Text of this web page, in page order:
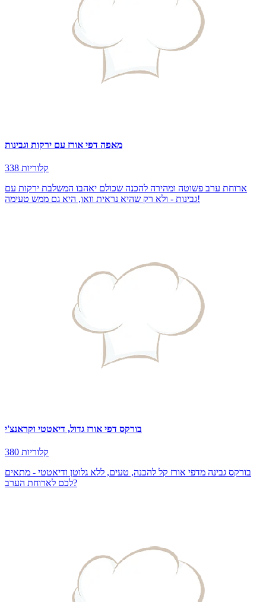
מאפה דפי אורז עם ירקות וגבינות
338 קלוריות
ארוחת ערב פשוטה ומהירה להכנה שכולם יאהבו המשלבת ירקות עם
גבינות - ולא רק שהיא נראית וואו, היא גם ממש טעימה!
בורקס דפי אורז גדול, דיאטטי וקראנצ'י
380 קלוריות
בורקס גבינה מדפי אורז קל להכנה, טעים, ללא גלוטן ודיאטטי - מתאים
לכם לארוחת הערב?